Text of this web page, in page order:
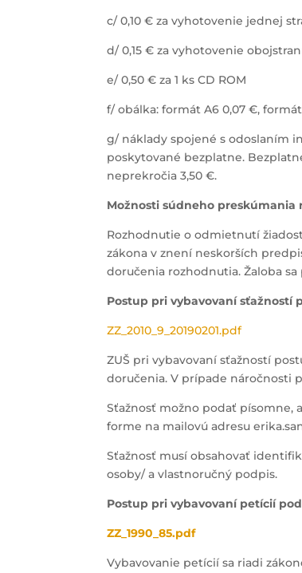
c/ 0,10 € za vyhotovenie jednej
d/ 0,15 € za vyhotovenie
e/ 0,50 € za 1 ks CD ROM
f/ obálka: formát A6 0,07 €,
g/ náklady spojené s odoslaním
poskytované bezplatne.
neprekročia 3,50 €.
Možnosti súdneho
Rozhodnutie o odmietnutí
zákona v znení neskorších
doručenia rozhodnutia. Žaloba
Postup pri vybavovaní sťažností
ZZ_2010_9_20190201.pdf
ZUŠ pri vybavovaní sťažností
doručenia. V prípade náročnosti
Sťažnosť možno podať písomne,
forme na mailovú adresu
Sťažnosť musí obsahovať
osoby/ a vlastnoručný podpis.
Postup pri vybavovaní petícií
ZZ_1990_85.pdf
Vybavovanie petícií sa riadi